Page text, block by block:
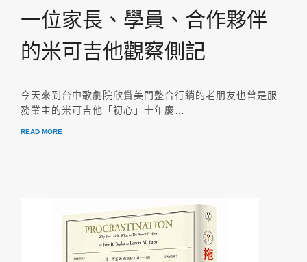
一位家長、學員、合作夥伴
的米可吉他觀察側記
今天來到台中歌劇院欣賞美門整合行銷的老朋友也曾是服
務業主的米可吉他「初心」十年慶…
READ MORE